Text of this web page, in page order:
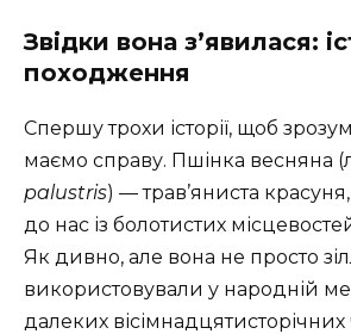
Звідки вона з’явилася:
походження
Спершу трохи історії, щоб
маємо справу. Пшінка весняна
palustris) — трав’яниста
до нас із болотистих
Як дивно, але вона не просто
використовували у народній
далеких вісімнадцятисторічних